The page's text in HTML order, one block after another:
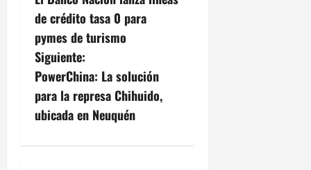
a
v
e
g
a
de crédito tasa 0 para
pymes de turismo
Siguiente:
PowerChina: La solución
para la represa Chihuido,
ubicada en Neuquén